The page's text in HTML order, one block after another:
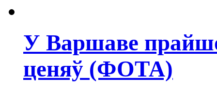
У Варшаве
ценяў (ФОТА)